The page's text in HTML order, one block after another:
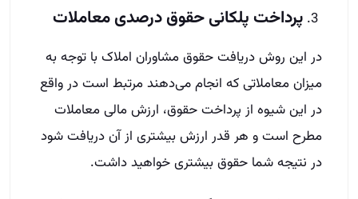
پرداخت پلکانی حقوق درصدی معاملات
در این روش دریافت حقوق مشاوران املاک با توجه به
میزان معاملاتی که انجام می‌دهند مرتبط است در واقع
در این شیوه از پرداخت حقوق، ارزش مالی معاملات
مطرح است و هر قدر ارزش بیشتری از آن دریافت شود
در نتیجه شما حقوق بیشتری خواهید داشت.